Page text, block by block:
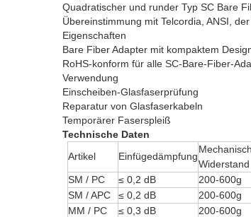
Quadratischer und runder Typ SC Bare
Übereinstimmung mit Telcordia, ANSI,
Eigenschaften
Bare Fiber Adapter mit kompaktem
RoHS-konform für alle SC-Bare-Fiber-
Verwendung
Einscheiben-Glasfaserprüfung
Reparatur von Glasfaserkabeln
Temporärer Faserspleiß
Technische Daten
Artikel
Einfügedämpfung
Widerstand
SM / PC ≤ 0,2 dB 200-600g
SM / APC
≤ 0,2 dB 200-600g
MM / PC
≤ 0,3 dB 200-600g